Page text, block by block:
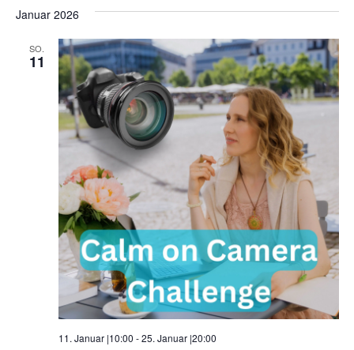
und
wählen.
Januar 2026
SO.
11
11. Januar |10:00 -25. Januar |20:00